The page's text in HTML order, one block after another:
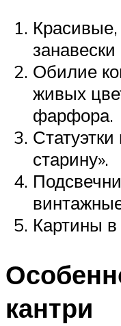
Обилие
живых
фарфора.
старину».
Картины
кантри